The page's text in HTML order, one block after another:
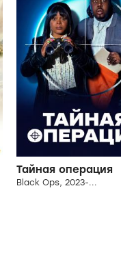
Тайная операция
Black Ops, 2023-...